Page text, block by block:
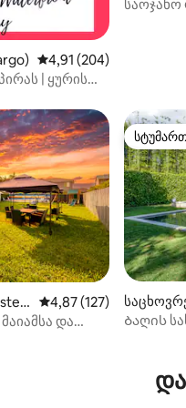
საშუალო შეფასებაა
4,91 (204)
| ყურის
საოჯახო
საშუალო შეფასებაა
4,87 (127)
და
d)
Ბაღის